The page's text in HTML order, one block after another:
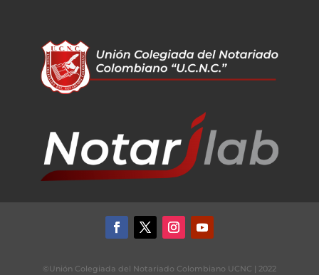
©Unión Colegiada del Notariado Colombiano UCNC | 2022